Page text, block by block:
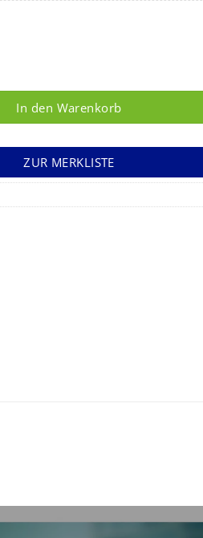
In den Warenkorb
ZUR MERKLISTE